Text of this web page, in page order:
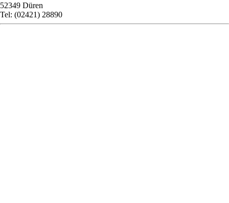
52349 Düren
Tel: (02421) 28890